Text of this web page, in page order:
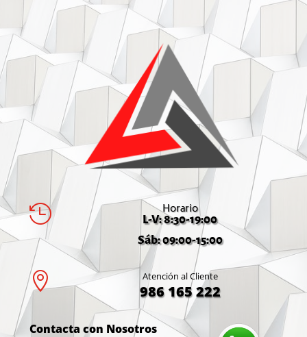
 Horario
L-V: 8:30-19:00
Sáb: 09:00-15:00
 Atención al Cliente
986 165 222
Contacta con Nosotros